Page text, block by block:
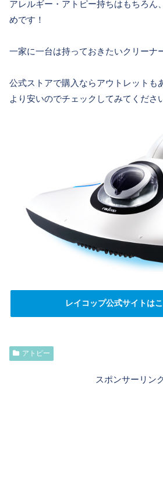
アレルギー・アトピー持ちはもちろん
めです！
一家に一台は持っておきたいクリーナ
公式ストアで購入ならアウトレットも
より安いのでチェックしてみてくださ
レイコップ公式サイトは
アトピー
スポンサーリン